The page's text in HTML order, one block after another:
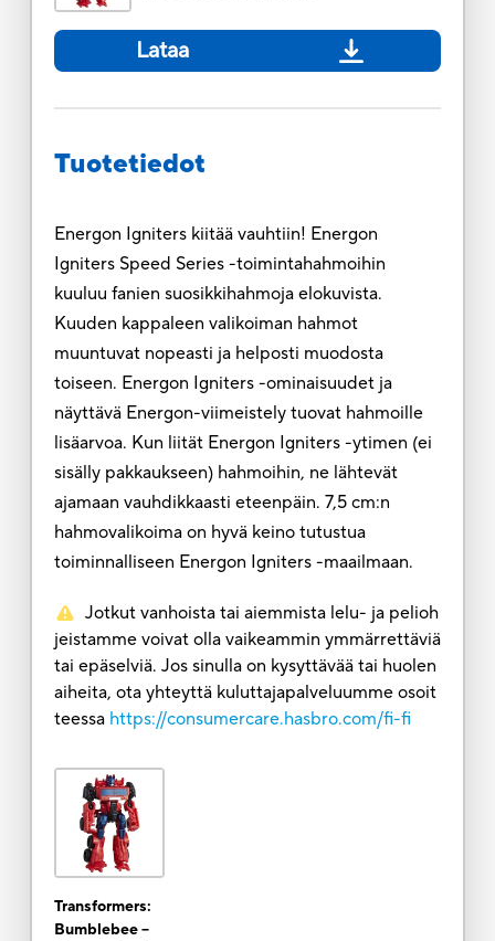
Lataa
Tuotetiedot
Energon Igniters kiitää vauhtiin! Energon
Igniters Speed Series -toimintahahmoihin
kuuluu fanien suosikkihahmoja elokuvista.
Kuuden kappaleen valikoiman hahmot
muuntuvat nopeasti ja helposti muodosta
toiseen. Energon Igniters -ominaisuudet ja
näyttävä Energon-viimeistely tuovat hahmoille
lisäarvoa. Kun liität Energon Igniters -ytimen (ei
sisälly pakkaukseen) hahmoihin, ne lähtevät
ajamaan vauhdikkaasti eteenpäin. 7,5 cm:n
hahmovalikoima on hyvä keino tutustua
toiminnalliseen Energon Igniters -maailmaan.
Jotkut vanhoista tai aiemmista lelu- ja pelioh
jeistamme voivat olla vaikeammin ymmärrettäviä
tai epäselviä. Jos sinulla on kysyttävää tai huolen
aiheita, ota yhteyttä kuluttajapalveluumme osoit
teessa https://consumercare.hasbro.com/fi-fi
Transformers:
Bumblebee --